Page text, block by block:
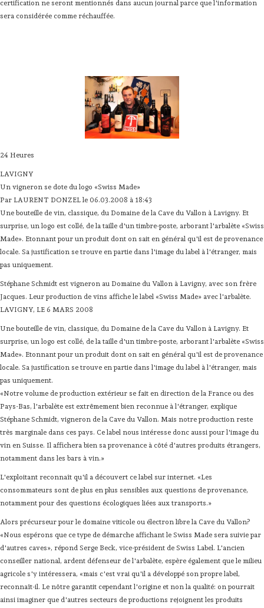
certification ne seront mentionnés dans aucun journal parce que l'information
sera considérée comme réchauffée.
24 Heures
LAVIGNY
Un vigneron se dote du logo «Swiss Made»
Par LAURENT DONZEL le 06.03.2008 à 18:43
Une bouteille de vin, classique, du Domaine de la Cave du Vallon à Lavigny. Et
surprise, un logo est collé, de la taille d'un timbre-poste, arborant l'arbalète «Swiss
Made». Etonnant pour un produit dont on sait en général qu'il est de provenance
locale. Sa justification se trouve en partie dans l'image du label à l'étranger, mais
pas uniquement.
Stéphane Schmidt est vigneron au Domaine du Vallon à Lavigny, avec son frère
Jacques. Leur production de vins affiche le label «Swiss Made» avec l'arbalète.
LAVIGNY, LE 6 MARS 2008
Une bouteille de vin, classique, du Domaine de la Cave du Vallon à Lavigny. Et
surprise, un logo est collé, de la taille d'un timbre-poste, arborant l'arbalète «Swiss
Made». Etonnant pour un produit dont on sait en général qu'il est de provenance
locale. Sa justification se trouve en partie dans l'image du label à l'étranger, mais
pas uniquement.
«Notre volume de production extérieur se fait en direction de la France ou des
Pays-Bas, l'arbalète est extrêmement bien reconnue à l'étranger, explique
Stéphane Schmidt, vigneron de la Cave du Vallon. Mais notre production reste
très marginale dans ces pays. Ce label nous intéresse donc aussi pour l'image du
vin en Suisse. Il affichera bien sa provenance à côté d'autres produits étrangers,
notamment dans les bars à vin.»
L'exploitant reconnaît qu'il a découvert ce label sur internet. «Les
consommateurs sont de plus en plus sensibles aux questions de provenance,
notamment pour des questions écologiques liées aux transports.»
Alors précurseur pour le domaine viticole ou électron libre la Cave du Vallon?
«Nous espérons que ce type de démarche affichant le Swiss Made sera suivie par
d'autres caves», répond Serge Beck, vice-président de Swiss Label. L'ancien
conseiller national, ardent défenseur de l'arbalète, espère également que le milieu
agricole s'y intéressera, «mais c'est vrai qu'il a développé son propre label,
reconnaît-il. Le nôtre garantit cependant l'origine et non la qualité: on pourrait
ainsi imaginer que d'autres secteurs de productions rejoignent les produits